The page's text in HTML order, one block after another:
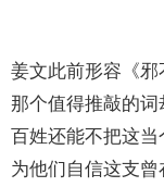
姜文此前形容《
那个值得推敲的词
百姓还能不把这
为他们自信这支